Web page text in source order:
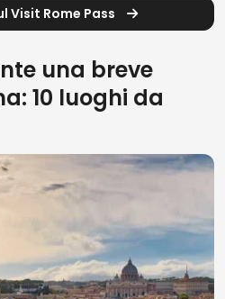
Visit Rome Pass
una breve
10 luoghi da